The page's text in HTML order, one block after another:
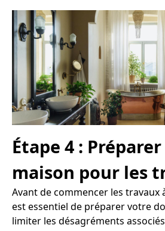
Étape 4 :
maison pour les
Avant de commencer les travaux
est essentiel de préparer votre
limiter les désagréments